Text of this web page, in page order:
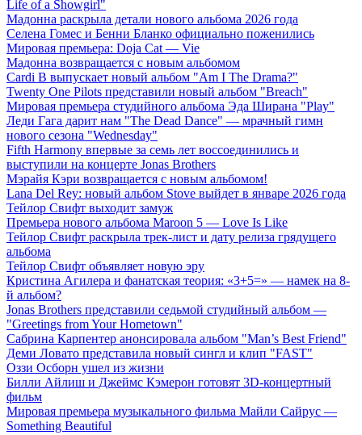
Life of a Showgirl"
Мадонна раскрыла детали нового альбома 2026 года
Селена Гомес и Бенни Бланко официально поженились
Мировая премьера: Doja Cat — Vie
Мадонна возвращается с новым альбомом
Cardi B выпускает новый альбом "Am I The Drama?"
Twenty One Pilots представили новый альбом "Breach"
Мировая премьера студийного альбома Эда Ширана "Play"
Леди Гага дарит нам "The Dead Dance" — мрачный гимн
нового сезона "Wednesday"
Fifth Harmony впервые за семь лет воссоединились и
выступили на концерте Jonas Brothers
Мэрайя Кэри возвращается с новым альбомом!
Lana Del Rey: новый альбом Stove выйдет в январе 2026 года
Тейлор Свифт выходит замуж
Премьера нового альбома Maroon 5 — Love Is Like
Тейлор Свифт раскрыла трек-лист и дату релиза грядущего
альбома
Тейлор Свифт объявляет новую эру
Кристина Агилера и фанатская теория: «3+5=» — намек на 8-
й альбом?
Jonas Brothers представили седьмой студийный альбом —
"Greetings from Your Hometown"
Сабрина Карпентер анонсировала альбом "Man’s Best Friend"
Деми Ловато представила новый сингл и клип "FAST"
Оззи Осборн ушел из жизни
Билли Айлиш и Джеймс Кэмерон готовят 3D-концертный
фильм
Мировая премьера музыкального фильма Майли Сайрус —
Something Beautiful